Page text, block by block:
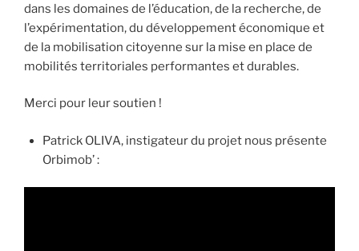
dans les domaines de l’éducation, de la recherche, de
l’expérimentation, du développement économique et
de la mobilisation citoyenne sur la mise en place de
mobilités territoriales performantes et durables.
Merci pour leur soutien !
Patrick OLIVA, instigateur du projet nous présente
Orbimob’ :